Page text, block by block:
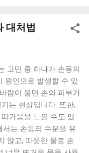
과 빠른배송 혜택을 놓
확인하기 상품 하나
고를 때는 더 고민이
상세스펙 과 가격 을
추천 해드릴게요. 특
멀티페어링 스마트폰
500SB, 일반형, 블
대처법
고민 중 하나가 손등의
원인으로 발생할 수 있
람이 불면 손의 피부가
는 현상입니다. 또한,
가움을 느낄 수도 있
는 손등의 수분을 유
않고, 따뜻한 물로 손